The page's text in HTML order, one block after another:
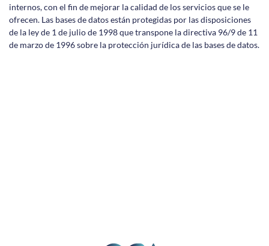
internos, con el fin de mejorar la calidad de los servicios que se le
ofrecen. Las bases de datos están protegidas por las disposiciones
de la ley de 1 de julio de 1998 que transpone la directiva 96/9 de 11
de marzo de 1996 sobre la protección jurídica de las bases de datos.